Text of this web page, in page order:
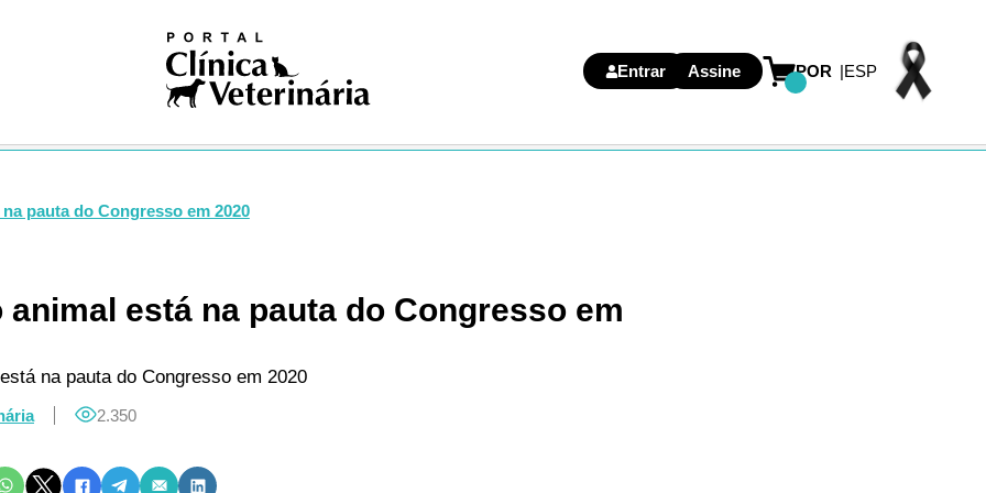
Entrar Assine POR ESP
pauta do Congresso em 2020
animal está na pauta do Congresso em
na pauta do Congresso em 2020
2.350